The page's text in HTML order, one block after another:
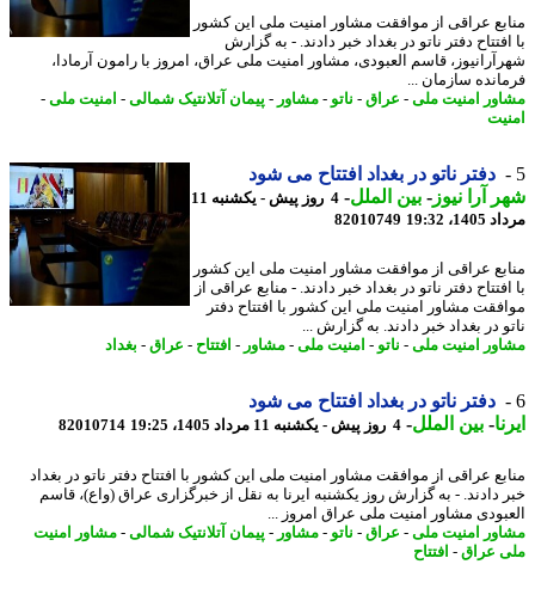
عراقی از موافقت مشاور امنیت ملی این کشور
دفتر ناتو در بغداد خبر دادند. - به گزارش
قاسم العبودی، مشاور امنیت ملی عراق، امروز با رامون آرمادا،
سازمان ...
امنیت ملی -عراق- ناتو-مشاور-پیمان آتلانتیک شمالی-امنیت ملی -
دفتر ناتو در بغداد افتتاح می شود
آرا نیوز-بین الملل-
4 روز پیش - یکشنبه 11
19:32
82010749
عراقی از موافقت مشاور امنیت ملی این کشور
دفتر ناتو در بغداد خبر دادند. - منابع عراقی از
مشاور امنیت ملی این کشور با افتتاح دفتر
در بغداد خبر دادند. به گزارش ...
امنیت ملی -ناتو-امنیت ملی -مشاور-افتتاح-عراق- بغداد
دفتر ناتو در بغداد افتتاح می شود
-بین الملل-4 روز پیش - یکشنبه 11 مرداد 1405، 19:25 82010714
عراقی از موافقت مشاور امنیت ملی این کشور با افتتاح دفتر ناتو در بغداد
دادند. - به گزارش روز یکشنبه ایرنا به نقل از خبرگزاری عراق (واع)، قاسم
مشاور امنیت ملی عراق امروز ...
امنیت ملی -عراق- ناتو-مشاور-پیمان آتلانتیک شمالی-مشاور امنیت
عراق- افتتاح